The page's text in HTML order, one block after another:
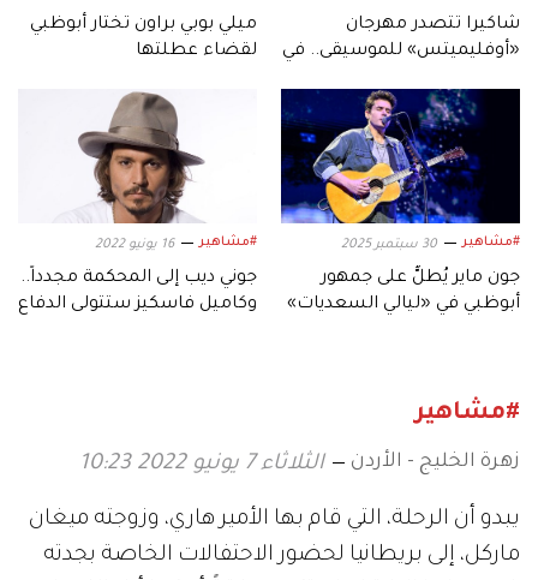
شاكيرا تتصدر مهرجان
«أوفليميتس» للموسيقى.. في
ميلي بوبي براون تختار أبوظبي
لقضاء عطلتها
#مشاهير 30 سبتمبر 2025
جون ماير يُطلُّ على جمهور
أبوظبي في «ليالي السعديات»
#مشاهير 16 يونيو 2022
جوني ديب إلى المحكمة مجدداً..
وكاميل فاسكيز ستتولى الدفاع
#مشاهير
زهرة الخليج - الأردن الثلاثاء 7 يونيو 2022 10:23
يبدو أن الرحلة، التي قام بها الأمير هاري، وزوجته ميغان
ماركل، إلى بريطانيا لحضور الاحتفالات الخاصة بجدته